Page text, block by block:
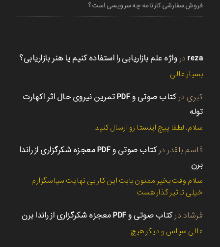
فروش سفارشی کارنامه چه سرویسی است؟
reza در واژه علم بازاریابی را استفاده کنیم یا هنر بازاریابی؟
بسیار عالی
کبری در
کتاب صوتی و PDF تمرین نیروی حال اثر اکهارت
توله
سلام. لطفا پیج اینستا رو ارسال کنید
قاسم بلقدر در
کتاب صوتی و PDF معجزه شکرگزاری از راندا
برن
سلام وقت بخیر ممنون بابت این کار بی نهایت سپاسگزارم
خیلی تاثیر گذار هست
فرشاد درکتاب صوتی و PDF معجزه شکرگزاری از راندا برن
عالی سپاس و دیگر هیچ